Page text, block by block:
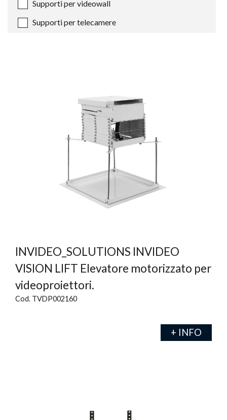
Supporti per videowall
Supporti per telecamere
INVIDEO_SOLUTIONS INVIDEO
VISION LIFT Elevatore motorizzato per
videoproiettori.
Cod. TVDP002160
+ INFO